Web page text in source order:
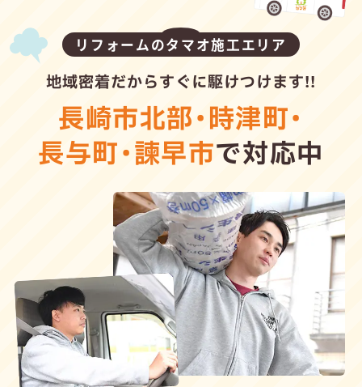
リフォームのタマオ施工エリア
地域密着だからすぐに駆けつけます!!
長崎市北部・時津町・
長与町・諫早市で対応中